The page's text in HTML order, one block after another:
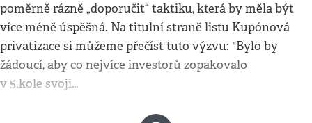
poměrně rázně „doporučit“ taktiku, která by měla být
více méně úspěšná. Na titulní straně listu Kupónová
privatizace si můžeme přečíst tuto výzvu: "Bylo by
žádoucí, aby co nejvíce investorů zopakovalo
v 5.kole svoji…